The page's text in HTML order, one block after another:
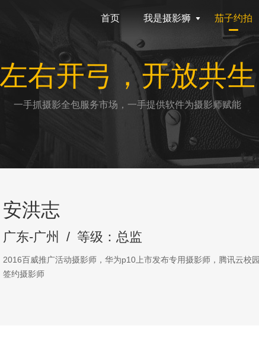
首页 我是摄影狮 茄子约拍
左右开弓，开放共生
一手抓摄影全包服务市场，一手提供软件为摄影师赋能
安洪志
广东-广州 / 等级：总监
2016百威推广活动摄影师，华为p10上市发布专用摄影师，腾讯云校
签约摄影师